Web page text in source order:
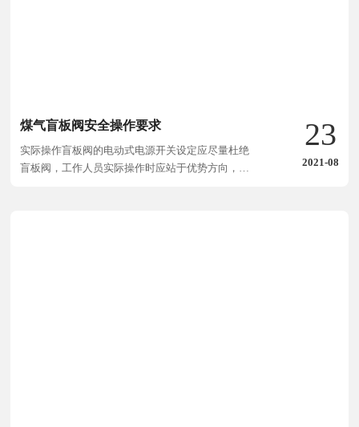
煤气盲板阀安全操作要求
实际操作盲板阀的电动式电源开关设定应尽量杜绝
盲板阀，工作人员实际操作时应站于优势方向，并
23
2021-08